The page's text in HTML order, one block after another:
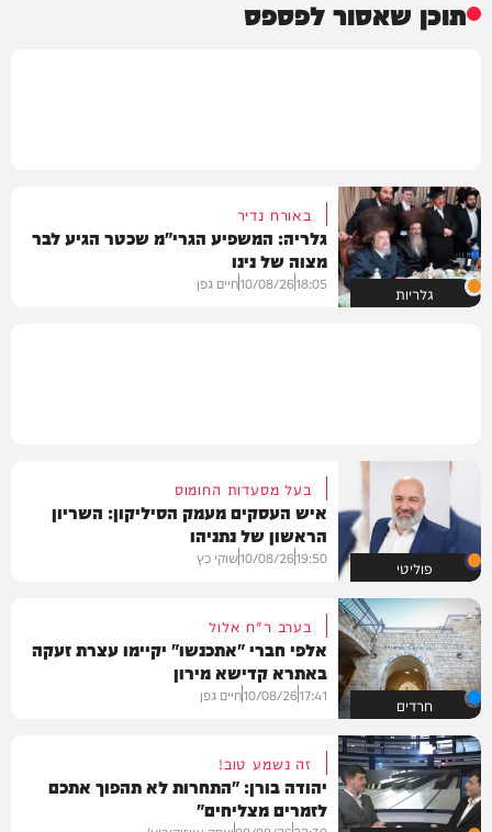
תוכן שאסור לפספס
גלריות
באורח נדיר
גלריה: המשפיע הגרי"מ שכטר הגיע לבר
מצוה של נינו
18:05
10/08/26חיים גפן
פוליטי
בעל מסעדות החומוס
איש העסקים מעמק הסיליקון: השריון
הראשון של נתניהו
19:50
10/08/26שוקי כץ
חרדים
בערב ר"ח אלול
אלפי חברי "אתכנשו" יקיימו עצרת זעקה
באתרא קדישא מירון
17:41
10/08/26חיים גפן
זה נשמע טוב!
יהודה בורן: "התחרות לא תהפוך אתכם
לזמרים מצליחים"